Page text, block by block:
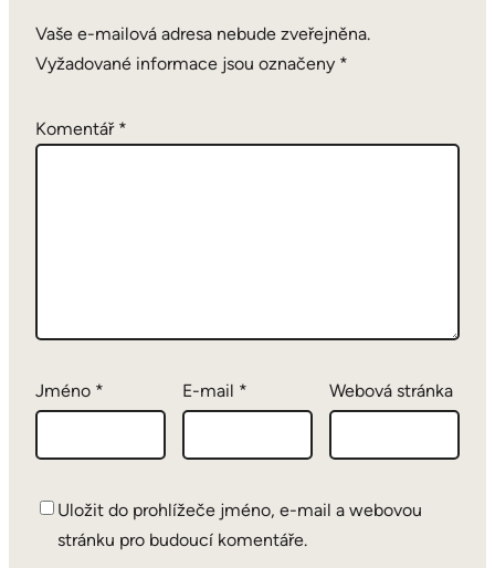
Vaše e-mailová adresa nebude zveřejněna.
Vyžadované informace jsou označeny *
Komentář *
Jméno * E-mail * Webová stránka
Uložit do prohlížeče jméno, e-mail a webovou
stránku pro budoucí komentáře.